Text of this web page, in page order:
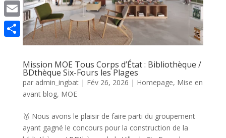
Mission MOE Tous Corps d’État : Bibliothèque /
BDthèque Six-Fours les Plages
par admin_ingbat| Fév 26, 2026 | Homepage, Mise en
avant blog, MOE
🥇 Nous avons le plaisir de faire parti du groupement
ayant gagné le concours pour la construction de la
Twitter
Email